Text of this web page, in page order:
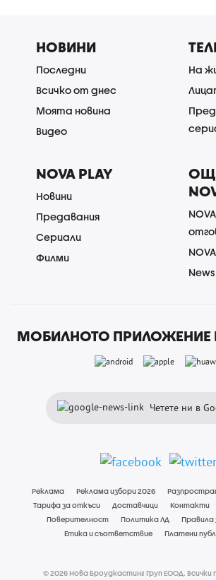
НОВИНИ
Последни
Всичко от днес
Моята новина
Видео
На
NOVA PLAY
Новини
Предавания
Сериали
Филми
NOVA
МОБИЛНОТО ПРИЛОЖЕНИЕ
Четете ни в
Реклама Реклама избори 2026
Тарифа за откъси
Доставчици Контакти
Поверителност
Политика ЛД
Правила
Етика и съответствие
Платени
© 2026 Нова Броудкастинг Груп ЕООД. Всички